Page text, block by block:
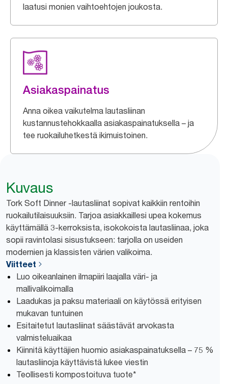
laatusi monien vaihtoehtojen joukosta.
Asiakaspainatus
Anna oikea vaikutelma lautasliinan
kustannustehokkaalla asiakaspainatuksella – ja
tee ruokailuhetkestä ikimuistoinen.
Kuvaus
Tork Soft Dinner -lautasliinat sopivat kaikkiin rentoihin
ruokailutilaisuuksiin. Tarjoa asiakkaillesi upea kokemus
käyttämällä 3-kerroksista, isokokoista lautasliinaa, joka
sopii ravintolasi sisustukseen: tarjolla on useiden
modernien ja klassisten värien valikoima.
Viitteet
Luo oikeanlainen ilmapiiri laajalla väri- ja
mallivalikoimalla
Laadukas ja paksu materiaali on käytössä erityisen
mukavan tuntuinen
Esitaitetut lautasliinat säästävät arvokasta
valmisteluaikaa
Kiinnitä käyttäjien huomio asiakaspainatuksella – 75 %
lautasliinoja käyttävistä lukee viestin
Teollisesti kompostoituva tuote*